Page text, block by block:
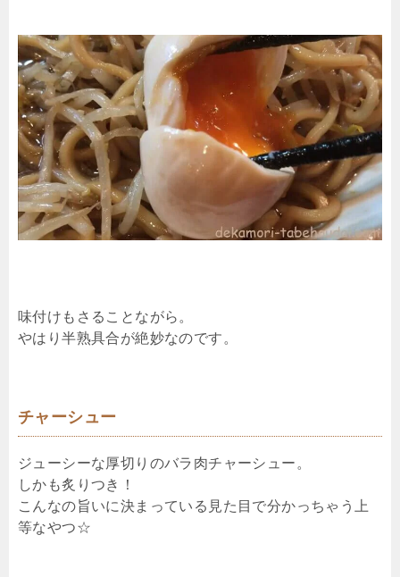
味付けもさることながら。
やはり半熟具合が絶妙なのです。
チャーシュー
ジューシーな厚切りのバラ肉チャーシュー。
しかも炙りつき！
こんなの旨いに決まっている見た目で分かっちゃう上
等なやつ☆